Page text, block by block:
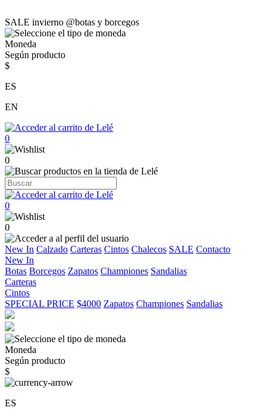
SALE invierno @botas y borcegos
Moneda
Según producto
$
ES
EN
0
0
0
0
New In Calzado Carteras Cintos Chalecos SALE Contacto
New In
Botas Borcegos Zapatos Championes Sandalias
Carteras
Cintos
SPECIAL PRICE $4000 Zapatos Championes Sandalias
Moneda
Según producto
$
ES